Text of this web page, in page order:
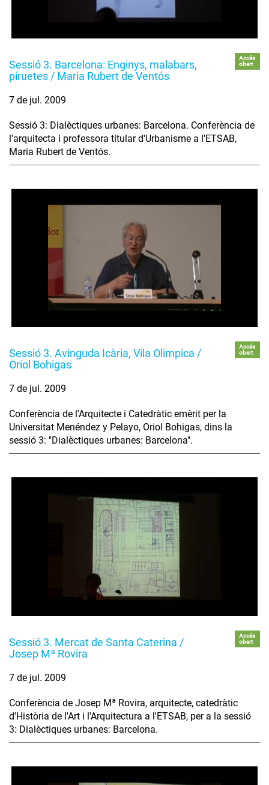
Sessió 3. Barcelona: Enginys, malabars,
piruetes / Maria Rubert de Ventós
Accés
obert
7 de jul. 2009
Sessió 3: Dialèctiques urbanes: Barcelona. Conferència de
l'arquitecta i professora titular d'Urbanisme a l'ETSAB,
Maria Rubert de Ventós.
Sessió 3. Avinguda Icària, Vila Olimpica /
Oriol Bohigas
Accés
obert
7 de jul. 2009
Conferència de l'Arquitecte i Catedràtic emèrit per la
Universitat Menéndez y Pelayo, Oriol Bohigas, dins la
sessió 3: "Dialèctiques urbanes: Barcelona".
Sessió 3. Mercat de Santa Caterina /
Josep Mª Rovira
Accés
obert
7 de jul. 2009
Conferència de Josep Mª Rovira, arquitecte, catedràtic
d'Història de l'Art i l'Arquitectura a l'ETSAB, per a la sessió
3: Dialèctiques urbanes: Barcelona.